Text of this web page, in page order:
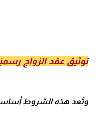
توثيق عقد الزواج
وتُعد هذه الشروط